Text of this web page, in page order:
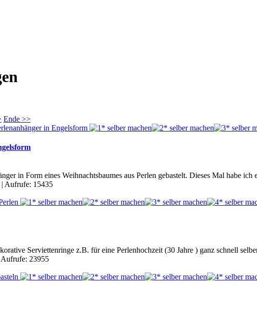
Ende >>
in Form eines Weihnachtsbaumes aus Perlen gebastelt. Dieses Mal habe
| Aufrufe: 15435
Serviettenringe z.B. für eine Perlenhochzeit (30 Jahre ) ganz schnell
Aufrufe: 23955